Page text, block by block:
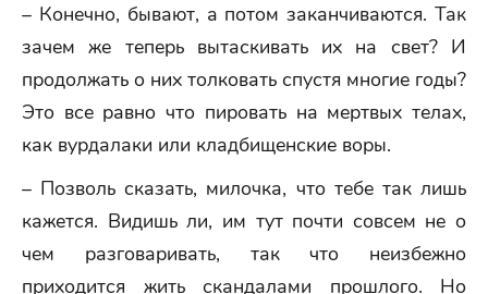
– Конечно, бывают, а потом заканчиваются. Так
зачем же теперь вытаскивать их на свет? И
продолжать о них толковать спустя многие годы?
Это все равно что пировать на мертвых телах,
как вурдалаки или кладбищенские воры.
– Позволь сказать, милочка, что тебе так лишь
кажется. Видишь ли, им тут почти совсем не о
чем разговаривать, так что неизбежно
приходится жить скандалами прошлого. Но